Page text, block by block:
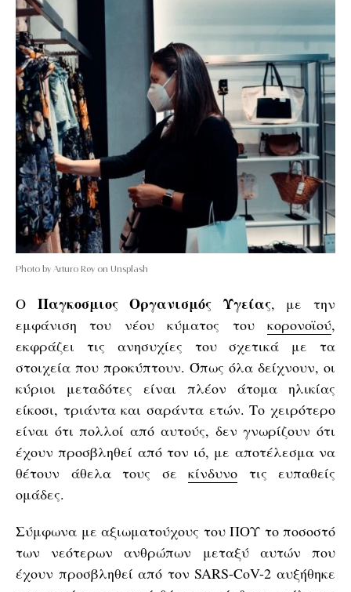
Photo by Arturo Rey on Unsplash
Ο Παγκοσμιος Οργανισμός Υγείας, με την
εμφάνιση του νέου κύματος του κορονοϊού,
εκφράζει τις ανησυχίες του σχετικά με τα
στοιχεία που προκύπτουν. Όπως όλα δείχνουν, οι
κύριοι μεταδότες είναι πλέον άτομα ηλικίας
είκοσι, τριάντα και σαράντα ετών. Το χειρότερο
είναι ότι πολλοί από αυτούς, δεν γνωρίζουν ότι
έχουν προσβληθεί από τον ιό, με αποτέλεσμα να
θέτουν άθελα τους σε κίνδυνο τις ευπαθείς
ομάδες.
Σύμφωνα με αξιωματούχους του ΠΟΥ το ποσοστό
των νεότερων ανθρώπων μεταξύ αυτών που
έχουν προσβληθεί από τον SARS-CoV-2 αυξήθηκε